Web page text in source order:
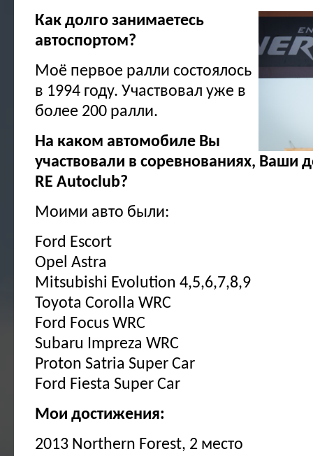
Как долго занимаетесь
автоспортом?
Моё первое ралли состоялось
в 1994 году. Участвовал уже в
более 200 ралли.
На каком автомобиле Вы
участвовали в соревнованиях, Ваши
RE Autoclub?
Моими авто были:
Ford Escort
Opel Astra
Mitsubishi Evolution 4,5,6,7,8,9
Toyota Corolla WRC
Ford Focus WRC
Subaru Impreza WRC
Proton Satria Super Car
Ford Fiesta Super Car
Мои достижения:
2013 Northern Forest, 2 место